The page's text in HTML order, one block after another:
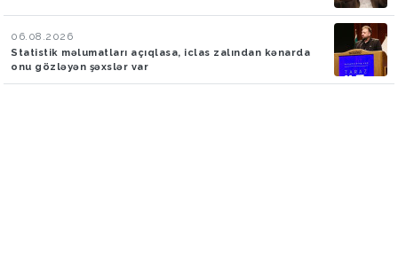
06.08.2026
Statistik məlumatları açıqlasa, iclas zalından kənarda
onu gözləyən şəxslər var